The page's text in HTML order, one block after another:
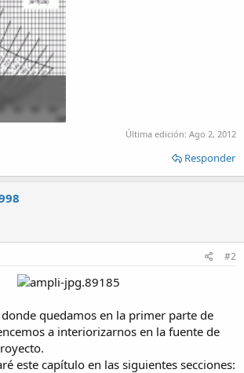
Última edición: Ago 2, 2012
Responder
#2
quedamos en la primer parte de
a interiorizarnos en la fuente de
este capítulo en las siguientes secciones: